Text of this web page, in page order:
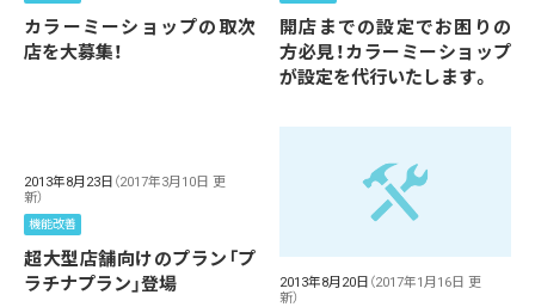
カラーミーショップの取次
店を大募集！
開店までの設定でお困りの
方必見！カラーミーショップ
が設定を代行いたします。
2013年8月23日 （2017年3月10日 更
新）
機能改善
超大型店舗向けのプラン「プ
ラチナプラン」登場
2013年8月20日 （2017年1月16日 更
新）